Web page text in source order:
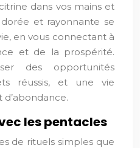
dans vos mains et
et rayonnante se
en vous connectant à
et de la prospérité.
des opportunités
réussis, et une vie
les pentacles
de rituels simples que